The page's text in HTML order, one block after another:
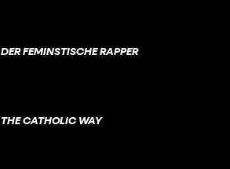
DER FEMINSTISCHE RAPPER
THE CATHOLIC WAY